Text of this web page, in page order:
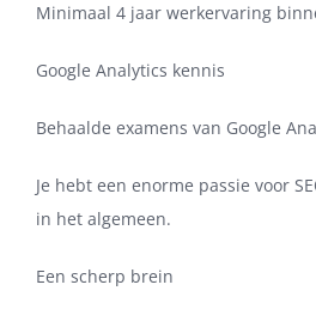
Minimaal 4 jaar werkervaring
Google Analytics kennis
Behaalde examens van Google
Je hebt een enorme passie voor
in het algemeen.
Een scherp brein